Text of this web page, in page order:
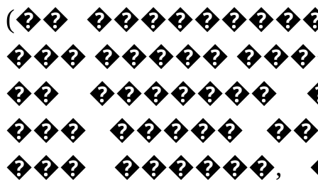
(��
��� �����
�� �������
��� �����
��� ������,